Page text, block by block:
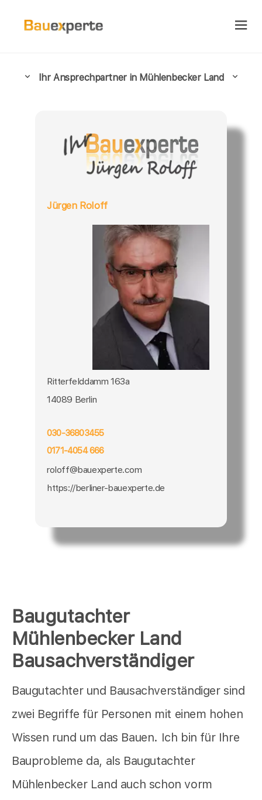
Baugutachter
Mühlenbecker Land
Bausachverständiger
Baugutachter und Bausachverständiger sind
zwei Begriffe für Personen mit einem hohen
Wissen rund um das Bauen. Ich bin für Ihre
Bauprobleme da, als Baugutachter
Mühlenbecker Land auch schon vorm
Ihr Ansprechpartner in Mühlenbecker Land
Jürgen Roloff
Ritterfelddamm 163a
14089 Berlin
030-36803455
0171-4054 666
roloff@bauexperte.com
https://berliner-bauexperte.de